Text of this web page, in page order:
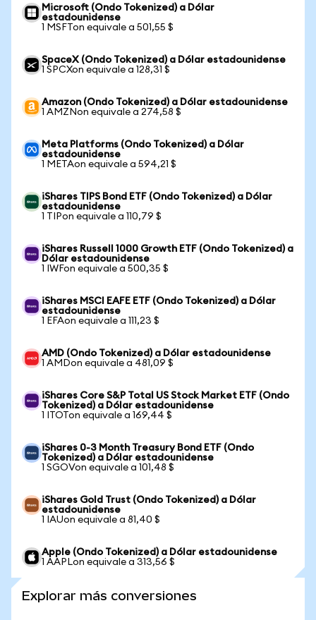
Microsoft (Ondo Tokenized) a Dólar
estadounidense
1 MSFTon equivale a 501,55 $
SpaceX (Ondo Tokenized) a Dólar estadounidense
1 SPCXon equivale a 128,31 $
Amazon (Ondo Tokenized) a Dólar estadounidense
1 AMZNon equivale a 274,58 $
Meta Platforms (Ondo Tokenized) a Dólar
estadounidense
1 METAon equivale a 594,21 $
iShares TIPS Bond ETF (Ondo Tokenized) a Dólar
estadounidense
1 TIPon equivale a 110,79 $
iShares Russell 1000 Growth ETF (Ondo Tokenized) a
Dólar estadounidense
1 IWFon equivale a 500,35 $
iShares MSCI EAFE ETF (Ondo Tokenized) a Dólar
estadounidense
1 EFAon equivale a 111,23 $
AMD (Ondo Tokenized) a Dólar estadounidense
1 AMDon equivale a 481,09 $
iShares Core S&P Total US Stock Market ETF (Ondo
Tokenized) a Dólar estadounidense
1 ITOTon equivale a 169,44 $
iShares 0-3 Month Treasury Bond ETF (Ondo
Tokenized) a Dólar estadounidense
1 SGOVon equivale a 101,48 $
iShares Gold Trust (Ondo Tokenized) a Dólar
estadounidense
1 IAUon equivale a 81,40 $
Apple (Ondo Tokenized) a Dólar estadounidense
1 AAPLon equivale a 313,56 $
Explorar más conversiones